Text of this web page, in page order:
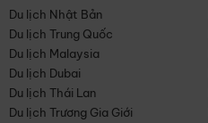
Du lịch Nhật Bản
Du lịch Trung Quốc
Du lịch Malaysia
Du lịch Dubai
Du lịch Thái Lan
Du lịch Trương Gia Giới